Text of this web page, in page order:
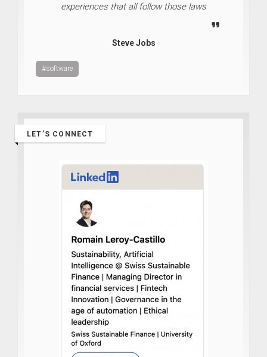
experiences that all follow those laws
Steve Jobs
#software
LET’S CONNECT